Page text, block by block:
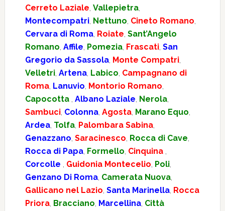
Cerreto Laziale, Vallepietra,
Montecompatri, Nettuno, Cineto Romano,
Cervara di Roma, Roiate, Sant’Angelo
Romano, Affile, Pomezia, Frascati, San
Gregorio da Sassola, Monte Compatri,
Velletri, Artena, Labico, Campagnano di
Roma, Lanuvio, Montorio Romano,
Capocotta , Albano Laziale, Nerola,
Sambuci, Colonna, Agosta, Marano Equo,
Ardea, Tolfa, Palombara Sabina,
Genazzano, Saracinesco, Rocca di Cave,
Rocca di Papa, Formello, Cinquina ,
Corcolle , Guidonia Montecelio, Poli,
Genzano Di Roma, Camerata Nuova,
Gallicano nel Lazio, Santa Marinella, Rocca
Priora, Bracciano, Marcellina, Città